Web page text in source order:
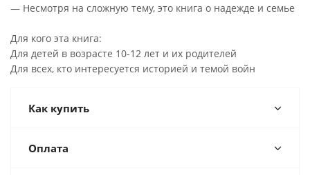
— Несмотря на сложную тему, это книга о надежде и семье
Для кого эта книга:
Для детей в возрасте 10-12 лет и их родителей
Для всех, кто интересуется историей и темой войн
Как купить
Оплата